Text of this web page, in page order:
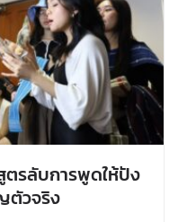
ตรลับการพูดให้ปัง
ตัวจริง